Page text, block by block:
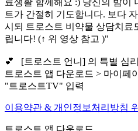
료생활 함께해요 :) 당신의 밤이
트가 간절히 기도합니다. 보다
시되 트로스트 비약물 상담치료
립니다! (↑ 위 영상 참고 )"
💕 [트로스트 언니] 의 특별 심
트로스트 앱 다운로드 > 마이페
"트로스트TV" 입력
이용약관 & 개인정보처리방침